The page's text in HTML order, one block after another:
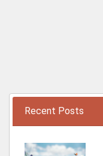
Recent Posts